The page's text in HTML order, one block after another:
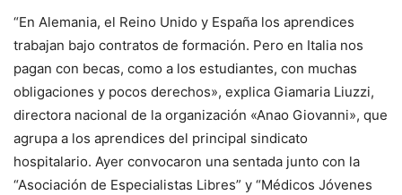
“En Alemania, el Reino Unido y España los aprendices
trabajan bajo contratos de formación. Pero en Italia nos
pagan con becas, como a los estudiantes, con muchas
obligaciones y pocos derechos», explica Giamaria Liuzzi,
directora nacional de la organización «Anao Giovanni», que
agrupa a los aprendices del principal sindicato
hospitalario. Ayer convocaron una sentada junto con la
“Asociación de Especialistas Libres” y “Médicos Jóvenes